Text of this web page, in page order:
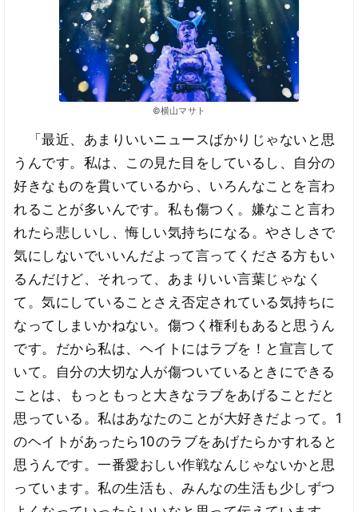
©横山マサト
「最近、あまりいいニュースばかりじゃないと思
うんです。私は、この見た目をしているし、自分の
好きなものを貫いているから、いろんなことを言わ
れることが多いんです。私も傷つく。嫌なこと言わ
れたら悲しいし、悔しい気持ちになる。やさしさで
気にしないでいいんだよって言ってくださる方もい
るんだけど、それって、あまりいい言葉じゃなく
て。気にしていることさえ否定されている気持ちに
なってしまいかねない。傷つく権利もあると思うん
です。だから私は、ヘイトにはラブを！と宣言して
いて。自分の大切な人が傷ついているときにできる
ことは、もっともっと大きなラブをあげることだと
思っている。私はあなたのことが大好きだよって。1
のヘイトがあったら10のラブをあげたらかすれると
思うんです。一番愛おしい作戦なんじゃないかと思
っています。私の生活も、みんなの生活も少しずつ